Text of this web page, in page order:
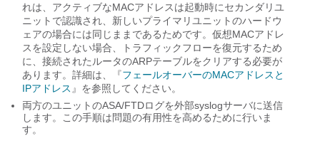
れは、アクティブなMACアドレスは起動時にセカンダリユ
ニットで認識され、新しいプライマリユニットのハードウ
ェアの場合には同じままであるためです。仮想MACアドレ
スを設定しない場合、トラフィックフローを復元するため
に、接続されたルータのARPテーブルをクリアする必要が
あります。詳細は、『フェールオーバーのMACアドレスと
IPアドレス 』を参照してください。
両方のユニットのASA/FTDログを外部syslogサーバに送信
します。この手順は問題の有用性を高めるために行いま
す。